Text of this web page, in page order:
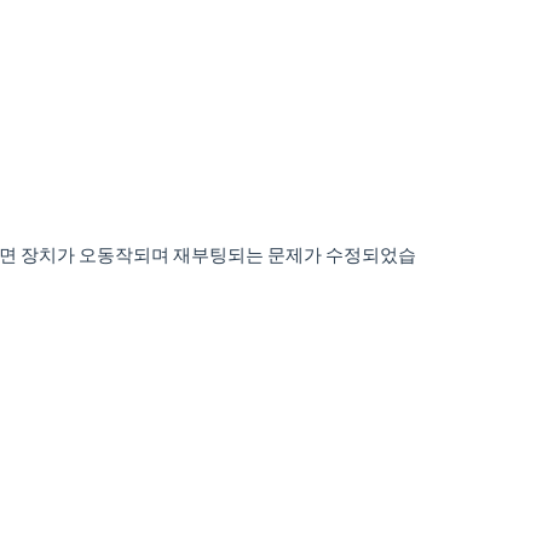
장치가 오동작되며 재부팅되는 문제가 수정되었습